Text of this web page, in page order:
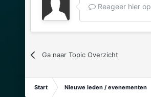
Reageer hier
Ga naar Topic Overzicht
Start Nieuwe leden / evenementen